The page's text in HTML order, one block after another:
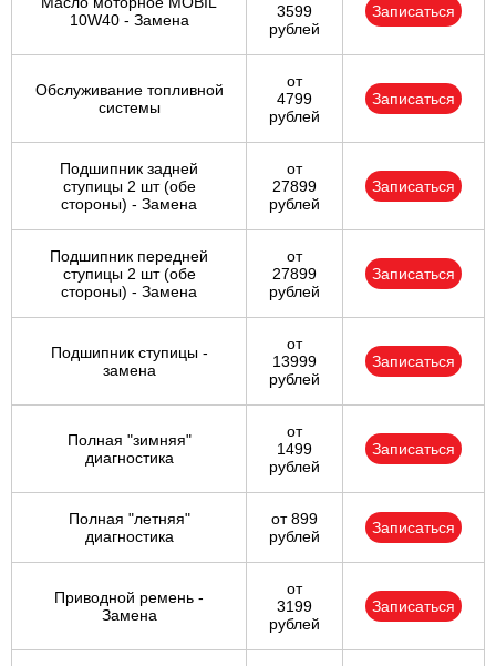
10W40 - Замена
3599
рублей
Записаться
Обслуживание топливной
системы
от
4799
рублей
Записаться
Подшипник задней
ступицы 2 шт (обе
стороны) - Замена
от
27899
рублей
Записаться
Подшипник передней
ступицы 2 шт (обе
стороны) - Замена
от
27899
рублей
Записаться
Подшипник ступицы -
замена
от
13999
рублей
Записаться
Полная "зимняя"
диагностика
от
1499
рублей
Записаться
Полная "летняя"
диагностика
от 899
рублей
Записаться
Приводной ремень -
Замена
от
3199
рублей
Записаться